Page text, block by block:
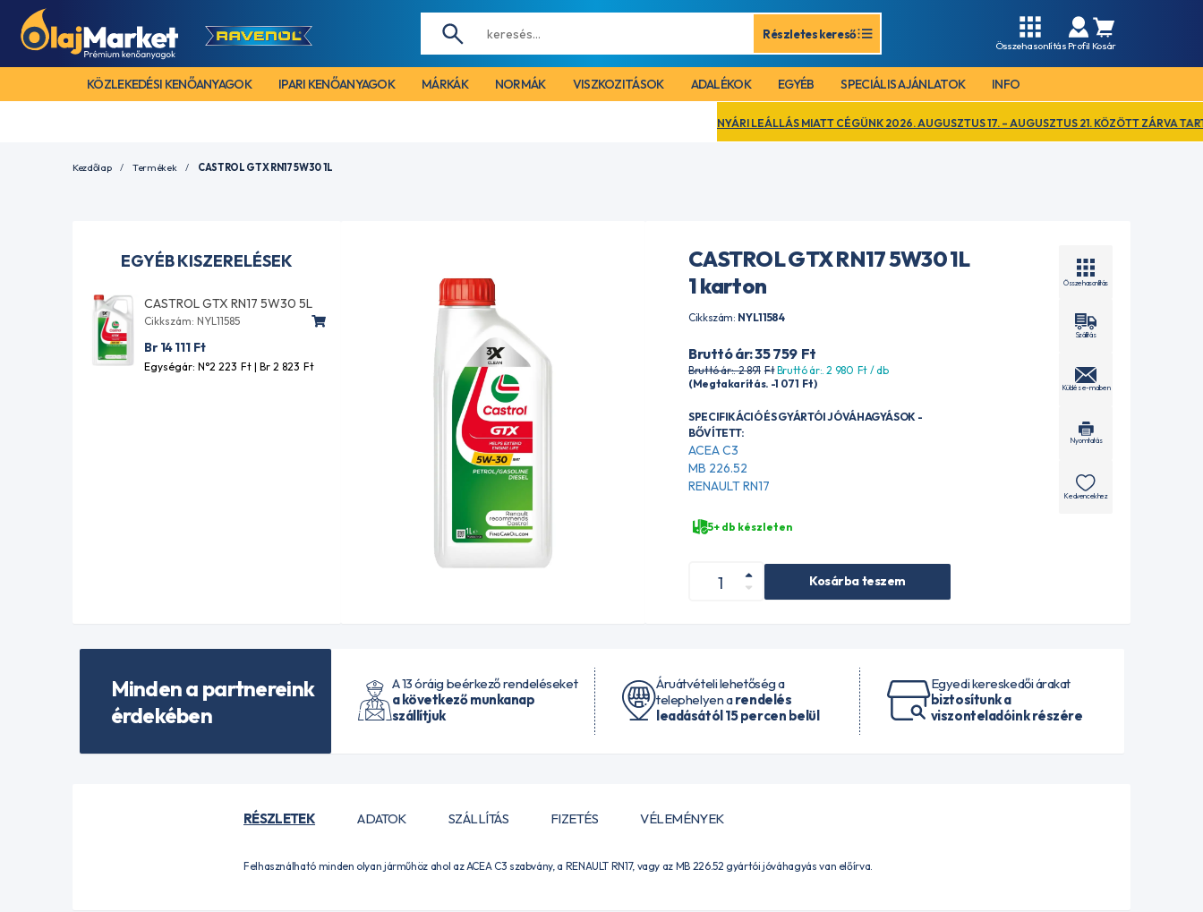
Részletes kereső
Összehasonlítás Profil Kosár
KÖZLEKEDÉSI KENŐANYAGOK IPARI KENŐANYAGOK MÁRKÁK NORMÁK VISZKOZITÁSOK ADALÉKOK EGYÉB SPECIÁLIS AJÁNLATOK INFO
NYÁRI LEÁLLÁS MIATT CÉGÜNK 2026. AUGUSZTUS 17. – AUGUSZTUS 21. KÖZÖTT ZÁRVA TART. EZ IDŐ
Kezdőlap Termékek CASTROL GTX RN17 5W30 1L
EGYÉB KISZERELÉSEK
CASTROL GTX RN17 5W30 5L
Cikkszám: NYL11585
Br 14 111 Ft
Egységár: N°2 223 Ft | Br 2 823 Ft
CASTROL GTX RN17 5W30 1L
1 karton
Cikkszám: NYL11584
Bruttó ár: 35 759 Ft
Bruttó ár:. 2 891 FtBruttó ár:. 2 980 Ft/ db
(Megtakarítás. -1 071 Ft)
SPECIFIKÁCIÓ ÉS GYÁRTÓI JÓVÁHAGYÁSOK -
BŐVÍTETT:
ACEA C3
MB 226.52
RENAULT RN17
5+ db készleten
Kosárba teszem
Összehasonlítás
Szállítás
Küldés e-mailben
Nyomtatás
Kedvencekhez
Minden a partnereink
érdekében
A 13 óráig beérkező rendeléseket
a következő munkanap
szállítjuk
Áruátvételi lehetőség a
telephelyen arendelés
leadásától 15 percen belül
Egyedi kereskedői árakat
biztosítunk a
viszonteladóink részére
RÉSZLETEK ADATOK SZÁLLÍTÁS FIZETÉS VÉLEMÉNYEK
Felhasználható minden olyan járműhöz ahol az ACEA C3 szabvány, a RENAULT RN17, vagy az MB 226.52 gyártói jóváhagyás van előírva.